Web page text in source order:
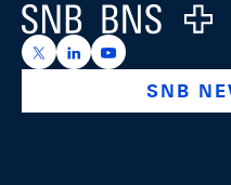
Logo
https://x.com/snb_bns
https://https://
SNB